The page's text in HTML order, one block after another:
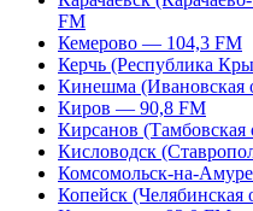
FM
Кемерово — 104,3 FM
Керчь (Республика
Кинешма (Ивановская
Киров — 90,8 FM
Кирсанов
Кисловодск
Комсомольск-на-
Копейск